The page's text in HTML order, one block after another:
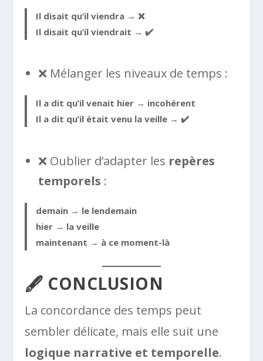
Il disait qu’ilviendra → ❌
Il disait qu’ilviendrait → ✔️
❌ Mélanger les niveaux de temps :
Il a dit qu’ilvenait hier → incohérent
Il a dit qu’il était venu la veille → ✔️
❌ Oublier d’adapter les repères
temporels :
demain → le lendemain
hier → la veille
maintenant → à ce moment-là
🖋️ CONCLUSION
La concordance des temps peut
sembler délicate, mais elle suit une
logique narrative et temporelle.